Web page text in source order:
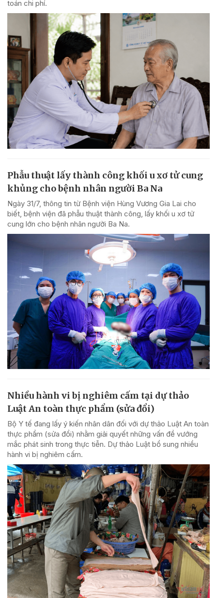
toán chi phí.
Phẫu thuật lấy thành công khối u xơ tử cung
khủng cho bệnh nhân người Ba Na
Ngày 31/7, thông tin từ Bệnh viện Hùng Vương Gia Lai cho
biết, bệnh viện đã phẫu thuật thành công, lấy khối u xơ tử
cung lớn cho bệnh nhân người Ba Na.
Nhiều hành vi bị nghiêm cấm tại dự thảo
Luật An toàn thực phẩm (sửa đổi)
Bộ Y tế đang lấy ý kiến nhân dân đối với dự thảo Luật An toàn
thực phẩm (sửa đổi) nhằm giải quyết những vấn đề vướng
mắc phát sinh trong thực tiễn. Dự thảo Luật bổ sung nhiều
hành vi bị nghiêm cấm.